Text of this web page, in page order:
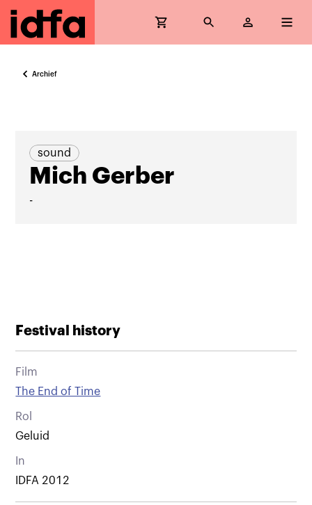
Archief
sound
Mich Gerber
-
Festival history
Film
The End of Time
Rol
Geluid
In
IDFA 2012